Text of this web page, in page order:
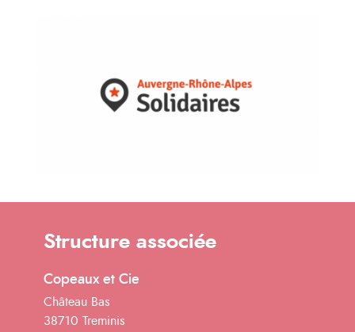
Structure associée
Copeaux et Cie
Château Bas
38710 Treminis